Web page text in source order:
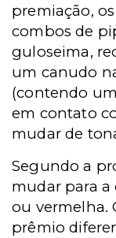
premiação,
combos de
guloseima,
um canudo
(contendo
em contato
mudar de
Segundo a
mudar para a
ou vermelha.
prêmio